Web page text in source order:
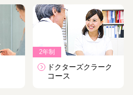
2年制
ドクターズクラーク
コース